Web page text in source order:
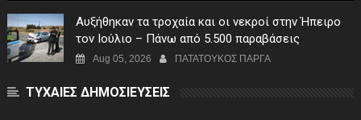
Αυξήθηκαν τα τροχαία και οι νεκροί στην Ήπειρο
τον Ιούλιο – Πάνω από 5.500 παραβάσεις
Aug 05, 2026 ΠΑΤΑΤΟΥΚΟΣ ΠΑΡΓΑ
ΤΥΧΑΙΕΣ ΔΗΜΟΣΙΕΥΣΕΙΣ